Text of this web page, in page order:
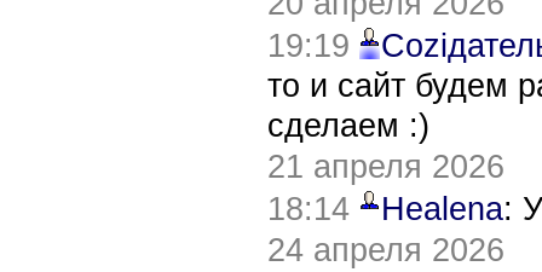
19:19
то и сайт будем
сделаем :)
21 апреля 2026
18:14
Healena:
24 апреля 2026